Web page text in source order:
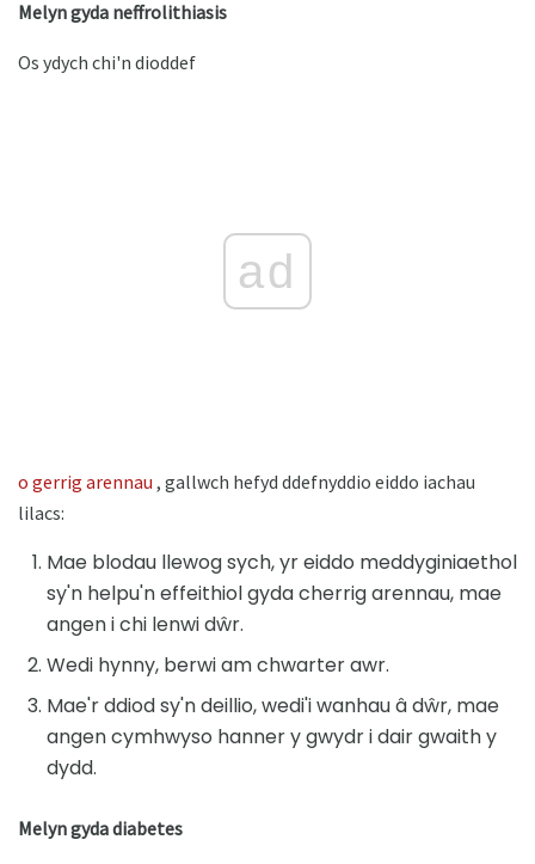
Melyn gyda neffrolithiasis
Os ydych chi'n dioddef
ad
o gerrig arennau , gallwch hefyd ddefnyddio eiddo iachau
lilacs:
Mae blodau llewog sych, yr eiddo meddyginiaethol
sy'n helpu'n effeithiol gyda cherrig arennau, mae
angen i chi lenwi dŵr.
Wedi hynny, berwi am chwarter awr.
Mae'r ddiod sy'n deillio, wedi'i wanhau â dŵr, mae
angen cymhwyso hanner y gwydr i dair gwaith y
dydd.
Melyn gyda diabetes